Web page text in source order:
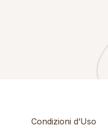
Condizioni d’Uso